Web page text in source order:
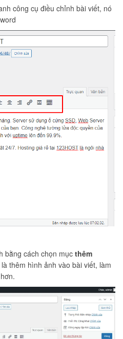
công cụ điều chỉnh bài viết, nó
bằng cách chọn mục thêm
thêm hình ảnh vào bài viết, làm